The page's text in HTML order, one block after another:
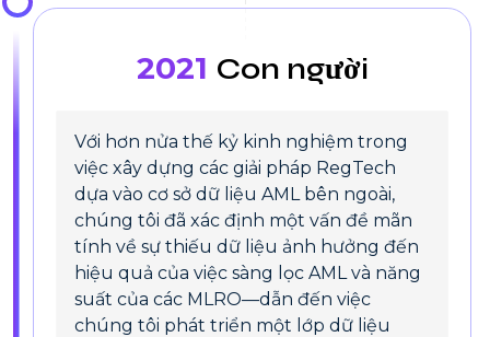
2021 Con người
Với hơn nửa thế kỷ kinh nghiệm trong
việc xây dựng các giải pháp RegTech
dựa vào cơ sở dữ liệu AML bên ngoài,
chúng tôi đã xác định một vấn đề mãn
tính về sự thiếu dữ liệu ảnh hưởng đến
hiệu quả của việc sàng lọc AML và năng
suất của các MLRO—dẫn đến việc
chúng tôi phát triển một lớp dữ liệu